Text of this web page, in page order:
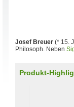
Josef Breuer (* 15.
Philosoph. Neben
Produkt-